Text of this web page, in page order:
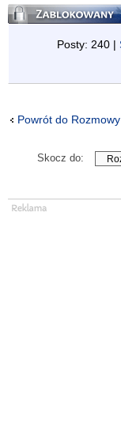
Zablokowany
Posty: 240 |
Powrót do
Skocz do: